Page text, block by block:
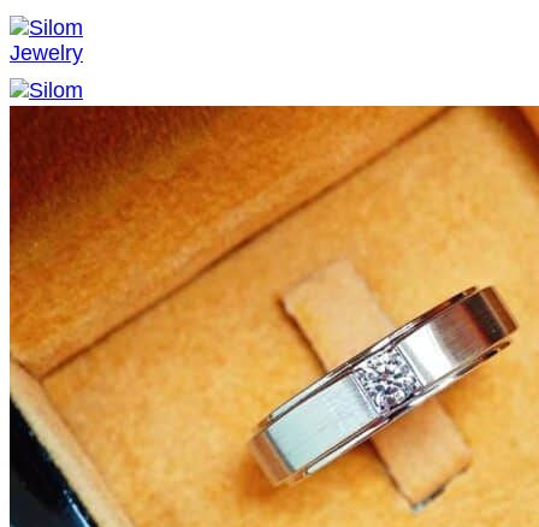
ข้าม
ไป
ยัง
หน้าแรก
เกี่ยวกับเรา
แหวนหมั้น แหวนแต่งงาน
เครื่องประดับ
แหวนหมั้น แหวนแต่งงาน
แหวนเกลี้ยง